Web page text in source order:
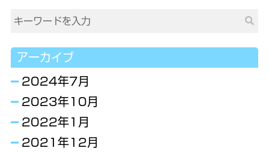
アーカイブ
2024年7月
2023年10月
2022年1月
2021年12月